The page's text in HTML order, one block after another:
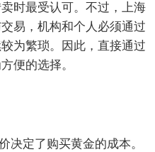
时最受认可。不过，上海
易，机构和个人必须通过
为繁琐。因此，直接通过
便的选择。
定了购买黄金的成本。